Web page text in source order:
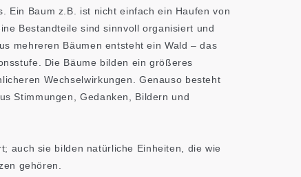
Ein Baum z.B. ist nicht einfach ein Haufen von
Bestandteile sind sinnvoll organisiert und
mehreren Bäumen entsteht ein Wald – das
Die Bäume bilden ein größeres
Wechselwirkungen. Genauso besteht
Stimmungen, Gedanken, Bildern und
auch sie bilden natürliche Einheiten, die wie
gehören.